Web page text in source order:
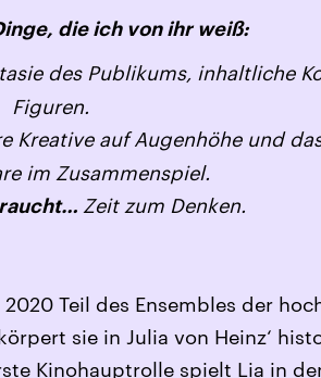
die ich von ihr weiß:
des Publikums, inhaltliche
Figuren.
Kreative auf Augenhöhe und
im Zusammenspiel.
Zeit zum Denken.
Teil des Ensembles der
sie in Julia von Heinz‘
Kinohauptrolle spielt Lia in